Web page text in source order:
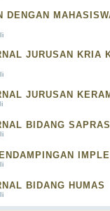
DENGAN
JURUSAN KRIA
JURUSAN
BIDANG SAPRAS
BIDANG HUMAS